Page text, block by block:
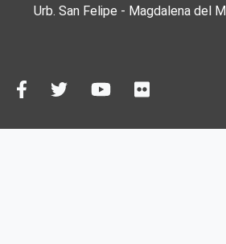
Urb. San Felipe - Magdalena del